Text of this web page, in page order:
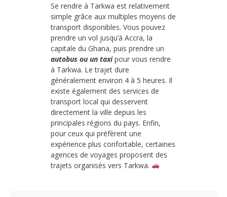
Se rendre à Tarkwa est relativement
simple grâce aux multiples moyens de
transport disponibles. Vous pouvez
prendre un vol jusqu’à Accra, la
capitale du Ghana, puis prendre un
autobus ou un taxipour vous rendre
à Tarkwa. Le trajet dure
généralement environ 4 à 5 heures. Il
existe également des services de
transport local qui desservent
directement la ville depuis les
principales régions du pays. Enfin,
pour ceux qui préfèrent une
expérience plus confortable, certaines
agences de voyages proposent des
trajets organisés vers Tarkwa.